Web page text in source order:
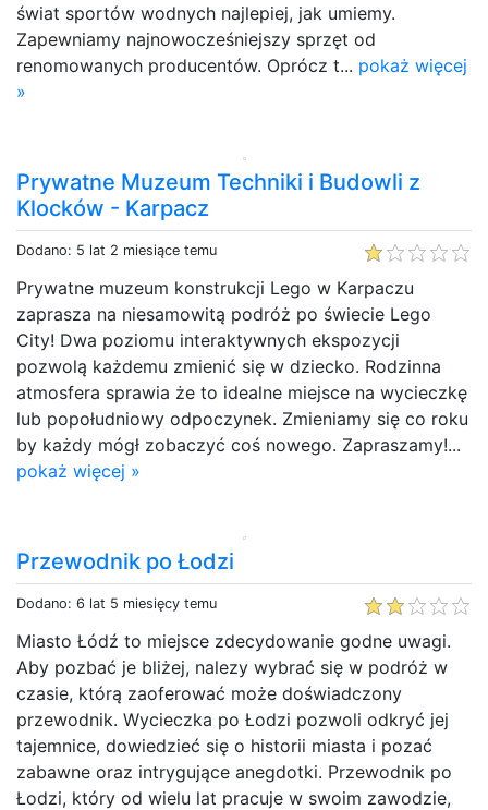
świat sportów wodnych najlepiej, jak umiemy.
Zapewniamy najnowocześniejszy sprzęt od
renomowanych producentów. Oprócz t... pokaż więcej
»
Prywatne Muzeum Techniki i Budowli z
Klocków - Karpacz
Dodano: 5 lat 2 miesiące temu
Prywatne muzeum konstrukcji Lego w Karpaczu
zaprasza na niesamowitą podróż po świecie Lego
City! Dwa poziomu interaktywnych ekspozycji
pozwolą każdemu zmienić się w dziecko. Rodzinna
atmosfera sprawia że to idealne miejsce na wycieczkę
lub popołudniowy odpoczynek. Zmieniamy się co roku
by każdy mógł zobaczyć coś nowego. Zapraszamy!...
pokaż więcej »
Przewodnik po Łodzi
Dodano: 6 lat 5 miesięcy temu
Miasto Łódź to miejsce zdecydowanie godne uwagi.
Aby pozbać je bliżej, nalezy wybrać się w podróż w
czasie, którą zaoferować może doświadczony
przewodnik. Wycieczka po Łodzi pozwoli odkryć jej
tajemnice, dowiedzieć się o historii miasta i pozać
zabawne oraz intrygujące anegdotki. Przewodnik po
Łodzi, który od wielu lat pracuje w swoim zawodzie,